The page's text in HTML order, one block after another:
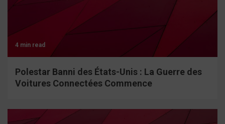
4 min read
Polestar Banni des États-Unis : La Guerre des
Voitures Connectées Commence